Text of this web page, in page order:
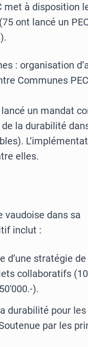
met à disposition
ont lancé un
: organisation
Communes
un mandat
la durabilité
elles.
vaudoise dans sa
inclut :
d’une stratégie de
collaboratifs
).
durabilité pour les
par les